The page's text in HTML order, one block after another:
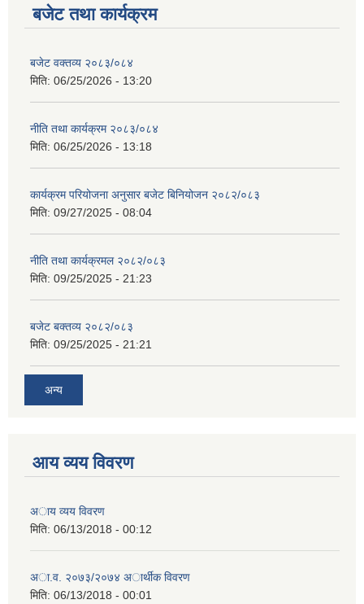
बजेट तथा कार्यक्रम
बजेट वक्तव्य २०८३/०८४
मिति: 06/25/2026 - 13:20
नीति तथा कार्यक्रम २०८३/०८४
मिति: 06/25/2026 - 13:18
कार्यक्रम परियोजना अनुसार बजेट बिनियोजन २०८२/०८३
मिति: 09/27/2025 - 08:04
नीति तथा कार्यक्रमल २०८२/०८३
मिति: 09/25/2025 - 21:23
बजेट बक्तव्य २०८२/०८३
मिति: 09/25/2025 - 21:21
अन्य
आय व्यय विवरण
अाय व्यय विवरण
मिति: 06/13/2018 - 00:12
अा.व. २०७३/२०७४ अार्थीक विवरण
मिति: 06/13/2018 - 00:01